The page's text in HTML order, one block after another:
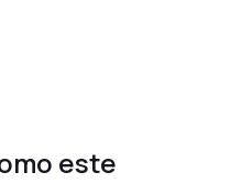
este